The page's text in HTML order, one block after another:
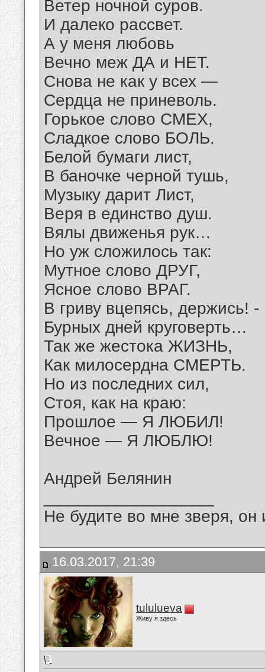
Ветер ночной суров.
И далеко рассвет.
А у меня любовь
Вечно меж ДА и НЕТ.
Снова не как у всех —
Сердца не приневоль.
Горькое слово СМЕХ,
Сладкое слово БОЛЬ.
Белой бумаги лист,
В баночке черной тушь,
Музыку дарит Лист,
Веря в единство душ.
Вялы движенья рук…
Но уж сложилось так:
Мутное слово ДРУГ,
Ясное слово ВРАГ.
В гриву вцепясь, держись! -
Бурных дней круговерть…
Так же жестока ЖИЗНЬ,
Как милосердна СМЕРТЬ.
Но из последних сил,
Стоя, как на краю:
Прошлое — Я ЛЮБИЛ!
Вечное — Я ЛЮБЛЮ!
Андрей Белянин
Не будите во мне зверя, он
16.03.2017, 21:39
tululueva
Живу я здесь